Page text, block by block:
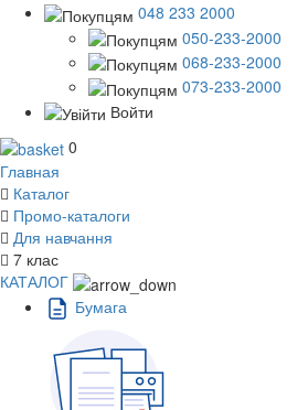
048 233 2000
050-233-2000
068-233-2000
073-233-2000
Войти
0
Главная
Каталог
Промо-каталоги
Для навчання
7 клас
КАТАЛОГ
Бумага